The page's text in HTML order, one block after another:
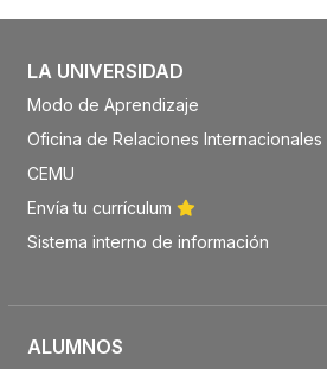
LA UNIVERSIDAD
Modo de Aprendizaje
Oficina de Relaciones Internacionales
CEMU
Envía tu currículum
Sistema interno de información
ALUMNOS